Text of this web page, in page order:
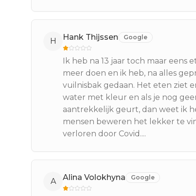
H Hank Thijssen Google
Ik heb na 13 jaar toch maar eens
meer doen en ik heb, na alles
vuilnisbak gedaan. Het eten ziet
water met kleur en als je nog
aantrekkelijk geurt, dan weet ik
mensen beweren het lekker te
verloren door Covid....
A Alina Volokhyna Google